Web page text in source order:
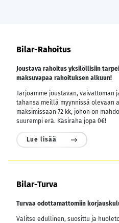
Bilar-Rahoitus
Joustava rahoitus yksilöllisiin
maksuvapaa rahoituksen alkuun!
Tarjoamme joustavan, vaivattoman
tahansa meillä myynnissä olevaan
maksimissaan 72 kk, johon on
suurempi erä. Käsiraha jopa 0€!
Lue lisää
Bilar-Turva
Turvaa odottamattomiin
Valitse edullinen, suosittu ja